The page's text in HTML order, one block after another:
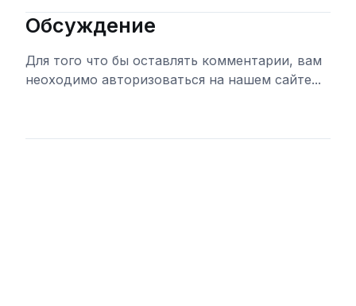
Обсуждение
Для того что бы оставлять комментарии, вам
неоходимо авторизоваться на нашем сайте...